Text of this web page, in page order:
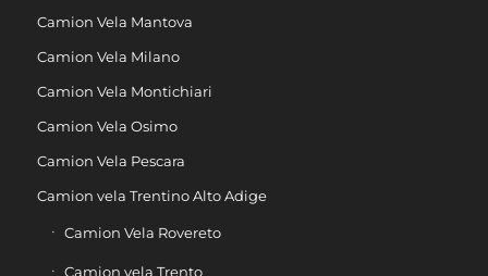
Camion Vela Mantova
Camion Vela Milano
Camion Vela Montichiari
Camion Vela Osimo
Camion Vela Pescara
Camion vela Trentino Alto Adige
Camion Vela Rovereto
Camion vela Trento